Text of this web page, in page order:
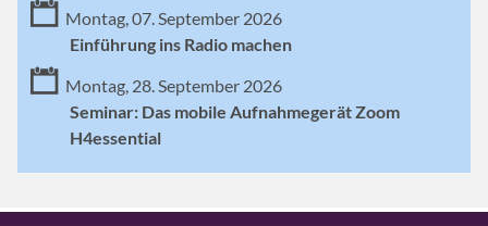
Montag, 07. September 2026
Einführung ins Radio machen
Montag, 28. September 2026
Seminar: Das mobile Aufnahmegerät Zoom
H4essential